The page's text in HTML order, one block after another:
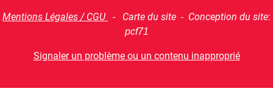
Mentions Légales / CGU - Carte du site - Conception du site:
pcf71
Signaler un problème ou un contenu inapproprié